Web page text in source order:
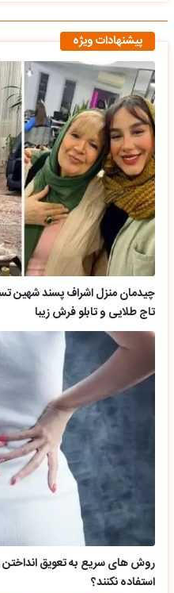
پیشنهادات ویژه
چیدمان منزل اشراف پسند شهین
تاج طلایی و تابلو فرش زیبا
روش های سریع به تعویق انداختن
استفاده نکنند؟